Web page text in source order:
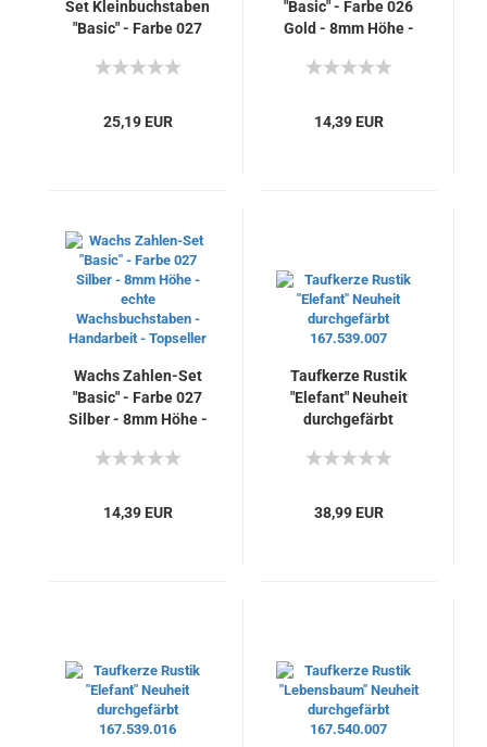
Set Kleinbuchstaben
"Basic" - Farbe 027
echte
Handarbeit -
25,19 EUR
"Basic" - Farbe 026
Gold - 8mm Höhe -
Wachsbuchstaben -
Topseller
14,39 EUR
Wachs Zahlen-Set
"Basic" - Farbe 027
Silber - 8mm Höhe -
Wachsbuchstaben -
Topseller
14,39 EUR
Taufkerze Rustik
"Elefant" Neuheit
durchgefärbt
38,99 EUR